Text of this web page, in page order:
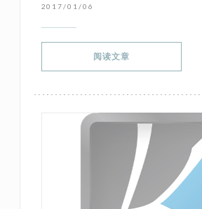
2017/01/06
阅读文章((在新窗口中打开))